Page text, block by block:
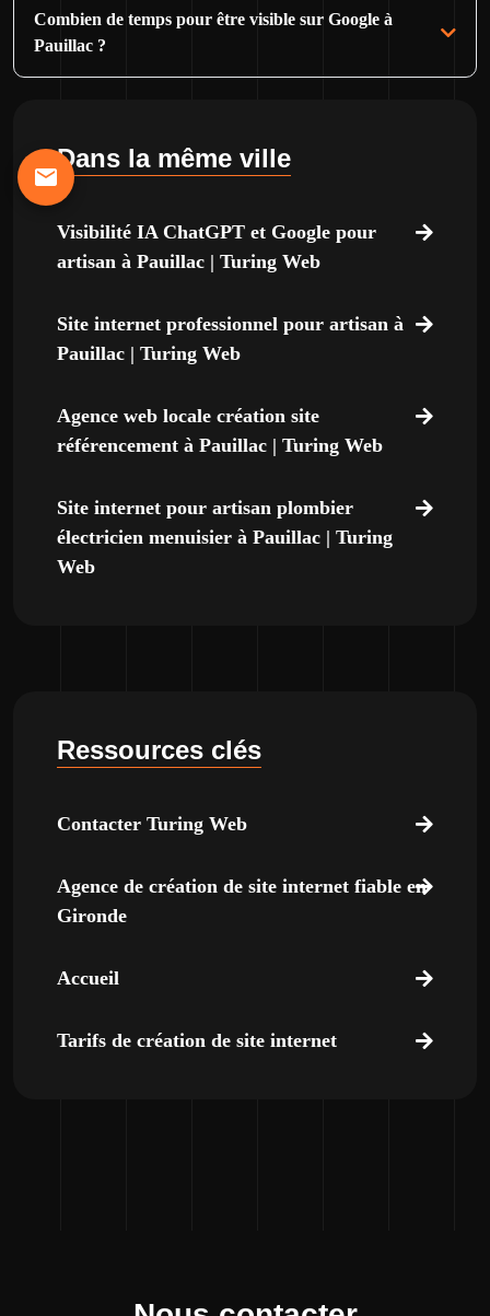
Combien de temps pour être visible sur Google à
Pauillac ?
Dans la même ville
Visibilité IA ChatGPT et Google pour
artisan à Pauillac | Turing Web
Site internet professionnel pour artisan à
Pauillac | Turing Web
Agence web locale création site
référencement à Pauillac | Turing Web
Site internet pour artisan plombier
électricien menuisier à Pauillac | Turing
Web
Ressources clés
Contacter Turing Web
Agence de création de site internet fiable en
Gironde
Accueil
Tarifs de création de site internet